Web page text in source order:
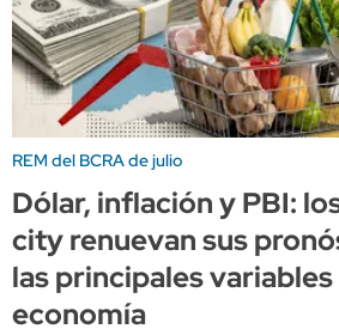
REM del BCRA de julio
Dólar, inflación y PBI:
city renuevan sus
las principales variables
economía